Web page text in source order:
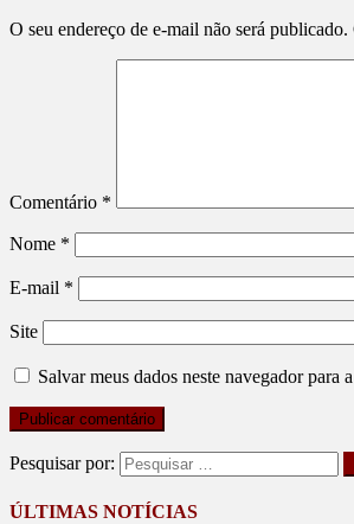
O seu endereço de e-mail não será publicado.
Comentário *
Nome *
E-mail *
Site
Salvar meus dados neste navegador para
Pesquisar por:
ÚLTIMAS NOTÍCIAS